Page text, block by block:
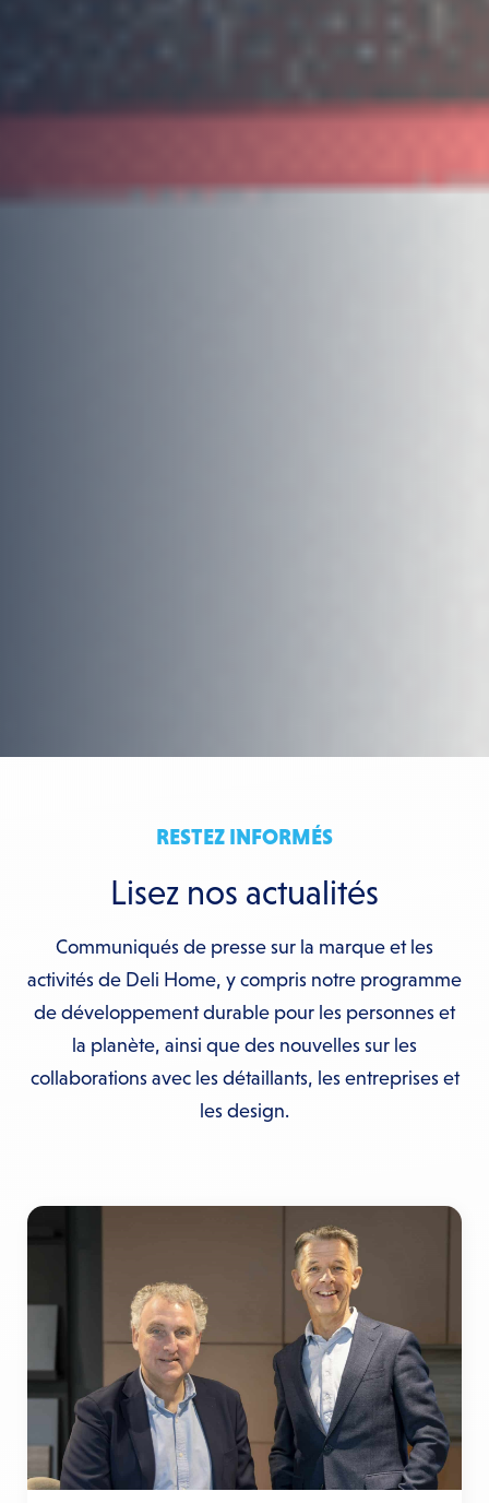
RESTEZ INFORMÉS
Lisez nos actualités
Communiqués de presse sur la marque et les
activités de Deli Home, y compris notre programme
de développement durable pour les personnes et
la planète, ainsi que des nouvelles sur les
collaborations avec les détaillants, les entreprises et
les design.